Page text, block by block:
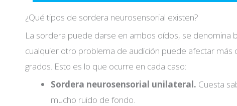
I accept the
¿Qué tipos de sordera neurosensorial existen?
La sordera puede darse en ambos oídos, se denomina
cualquier otro problema de audición puede afectar
grados. Esto es lo que ocurre en cada caso:
Sordera neurosensorial unilateral. Cuesta
mucho ruido de fondo.